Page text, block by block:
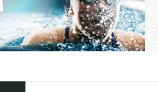
と、100m個人メドレーの完泳
し、水泳大会を実施しています。 大会
チなので大会初心者でも安心してご参加
中上級)
上級)
）届出印・公的身分証明書（現住所が
務登録手数料6,600円（税込）が必要